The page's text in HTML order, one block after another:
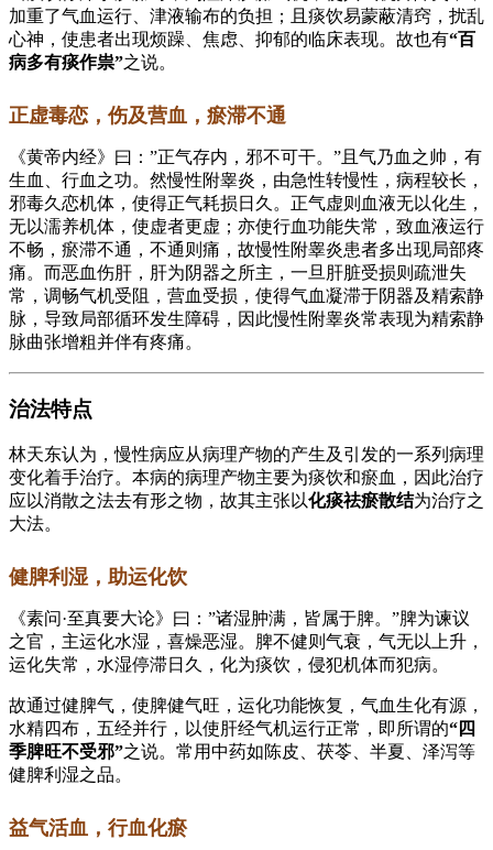
加重了气血运行、津液输布的负担；且痰饮易蒙蔽清窍，扰乱
心神，使患者出现烦躁、焦虑、抑郁的临床表现。故也有“百
病多有痰作祟”之说。
正虚毒恋，伤及营血，瘀滞不通
《黄帝内经》曰：”正气存内，邪不可干。”且气乃血之帅，有
生血、行血之功。然慢性附睾炎，由急性转慢性，病程较长，
邪毒久恋机体，使得正气耗损日久。正气虚则血液无以化生，
无以濡养机体，使虚者更虚；亦使行血功能失常，致血液运行
不畅，瘀滞不通，不通则痛，故慢性附睾炎患者多出现局部疼
痛。而恶血伤肝，肝为阴器之所主，一旦肝脏受损则疏泄失
常，调畅气机受阻，营血受损，使得气血凝滞于阴器及精索静
脉，导致局部循环发生障碍，因此慢性附睾炎常表现为精索静
脉曲张增粗并伴有疼痛。
治法特点
林天东认为，慢性病应从病理产物的产生及引发的一系列病理
变化着手治疗。本病的病理产物主要为痰饮和瘀血，因此治疗
应以消散之法去有形之物，故其主张以化痰祛瘀散结为治疗之
大法。
健脾利湿，助运化饮
《素问·至真要大论》曰：”诸湿肿满，皆属于脾。”脾为谏议
之官，主运化水湿，喜燥恶湿。脾不健则气衰，气无以上升，
运化失常，水湿停滞日久，化为痰饮，侵犯机体而犯病。
故通过健脾气，使脾健气旺，运化功能恢复，气血生化有源，
水精四布，五经并行，以使肝经气机运行正常，即所谓的“四
季脾旺不受邪”之说。常用中药如陈皮、茯苓、半夏、泽泻等
健脾利湿之品。
益气活血，行血化瘀